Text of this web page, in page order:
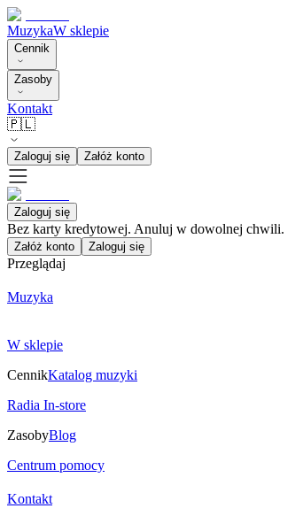
MuzykaW sklepie
Cennik
Zasoby
Kontakt
🇵🇱
Zaloguj się Załóż konto
Zaloguj się
Bez karty kredytowej. Anuluj w dowolnej chwili.
Załóż konto Zaloguj się
Przeglądaj
Muzyka
W sklepie
CennikKatalog muzyki
Radia In-store
ZasobyBlog
Centrum pomocy
Kontakt